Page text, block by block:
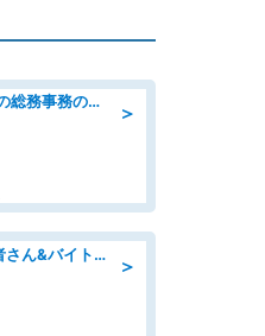
＞
09月開始/住宅メーカーでの総務事務のお仕事/駅近/車通勤可/一般事務/人事労務
＞
ホールスタッフ/「未経験者さん&バイトデビューも大歓迎」残業ほぼなし×1日3時間〜勤務OK!フォロー体制も充実/広島県/広島市南区